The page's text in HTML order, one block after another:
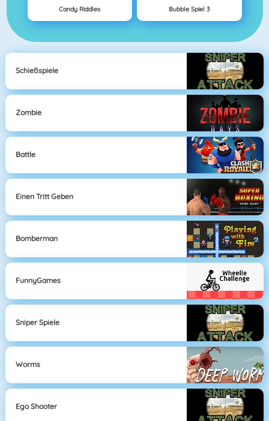
Candy Riddles Bubble Spiel 3
Schießspiele
Zombie
Battle
Einen Tritt Geben
Bomberman
FunnyGames
Sniper Spiele
Worms
Ego Shooter